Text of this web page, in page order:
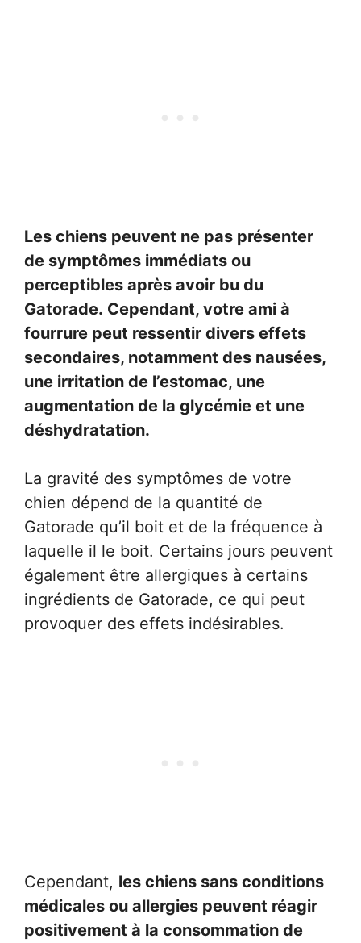
Les chiens peuvent ne pas présenter
de symptômes immédiats ou
perceptibles après avoir bu du
Gatorade. Cependant, votre ami à
fourrure peut ressentir divers effets
secondaires, notamment des nausées,
une irritation de l’estomac, une
augmentation de la glycémie et une
déshydratation.
La gravité des symptômes de votre
chien dépend de la quantité de
Gatorade qu’il boit et de la fréquence à
laquelle il le boit. Certains jours peuvent
également être allergiques à certains
ingrédients de Gatorade, ce qui peut
provoquer des effets indésirables.
Cependant, les chiens sans conditions
médicales ou allergies peuvent réagir
positivement à la consommation de